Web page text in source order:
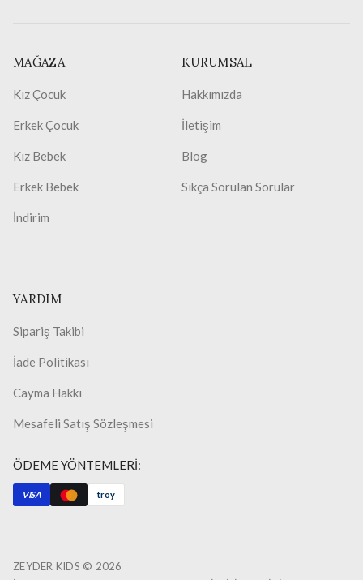
MAĞAZA
Kız Çocuk
Erkek Çocuk
Kız Bebek
Erkek Bebek
İndirim
KURUMSAL
Hakkımızda
İletişim
Blog
Sıkça Sorulan Sorular
YARDIM
Sipariş Takibi
İade Politikası
Cayma Hakkı
Mesafeli Satış Sözleşmesi
ÖDEME YÖNTEMLERİ:
VISA troy
ZEYDER KIDS © 2026